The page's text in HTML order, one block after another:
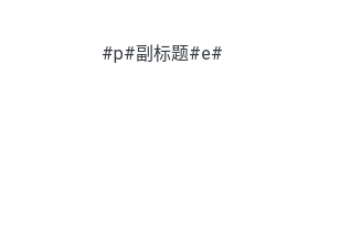
#p#副标题#e#